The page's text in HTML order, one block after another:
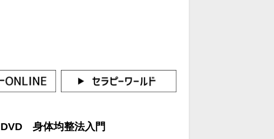
DVD 身体均整法入門